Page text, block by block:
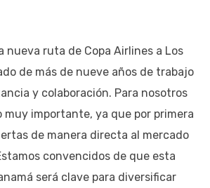
nueva ruta de Copa Airlines a Los
de más de nueve años de trabajo
y colaboración. Para nosotros
importante, ya que por primera
de manera directa al mercado
convencidos de que esta
será clave para diversificar